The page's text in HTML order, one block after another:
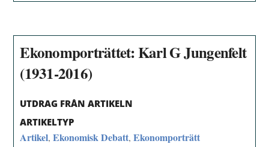
Ekonomporträttet: Karl G Jungenfelt
(1931-2016)
UTDRAG FRÅN ARTIKELN
ARTIKELTYP
Artikel,Ekonomisk Debatt,Ekonomporträtt